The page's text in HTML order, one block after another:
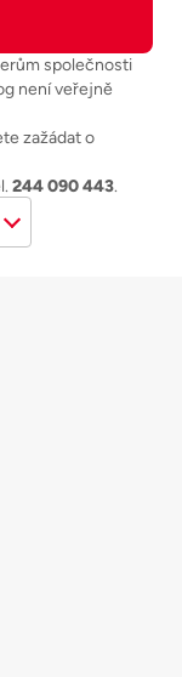
společnosti
není veřejně
zažádat o
244 090 443.